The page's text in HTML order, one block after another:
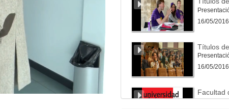
16/05/2016
Títulos
16/05/2016